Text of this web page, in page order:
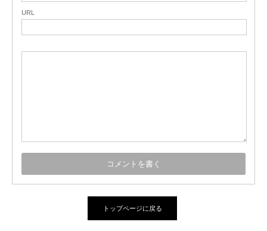
URL
トップページに戻る